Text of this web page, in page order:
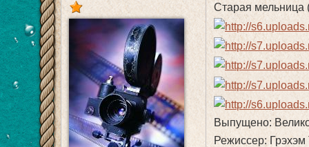
Старая мельница
Выпущено:
Режиссер: Грэхэм